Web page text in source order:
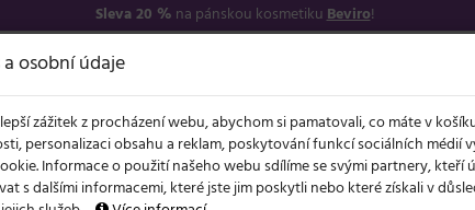
Sleva 20 % na pánskou kosmetikuBeviro!
NOVĚ LÉTO A VLASY AKCE
osobní údaje
zážitek z procházení webu, abychom si pamatovali, co máte v
personalizaci obsahu a reklam, poskytování funkcí sociálních médií
Informace o použití našeho webu sdílíme se svými partnery, kteří
s dalšími informacemi, které jste jim poskytli nebo které získali v